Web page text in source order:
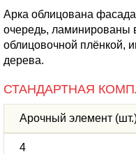
Арка облицована
очередь, ламинированы
облицовочной плёнкой,
дерева.
СТАНДАРТНАЯ
Арочный элемент
4